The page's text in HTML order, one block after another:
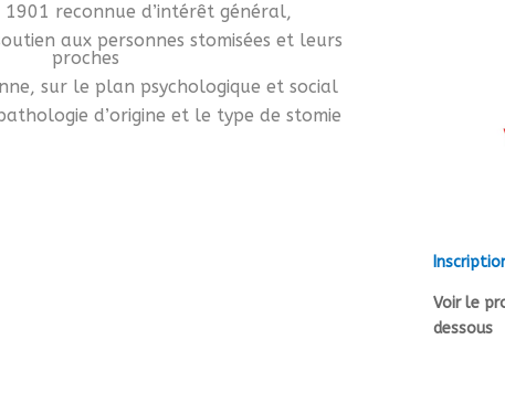
reconnue d’intérêt général,
aux personnes stomisées et leurs
proches
sur le plan psychologique et social
d’origine et le type de stomie
Voir le
dessous